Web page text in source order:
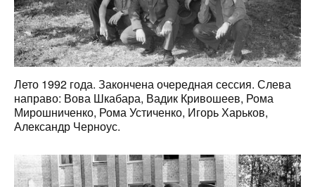
Лето 1992 года. Закончена очередная сессия. Слева
направо: Вова Шкабара, Вадик Кривошеев, Рома
Мирошниченко, Рома Устиченко, Игорь Харьков,
Александр Черноус.